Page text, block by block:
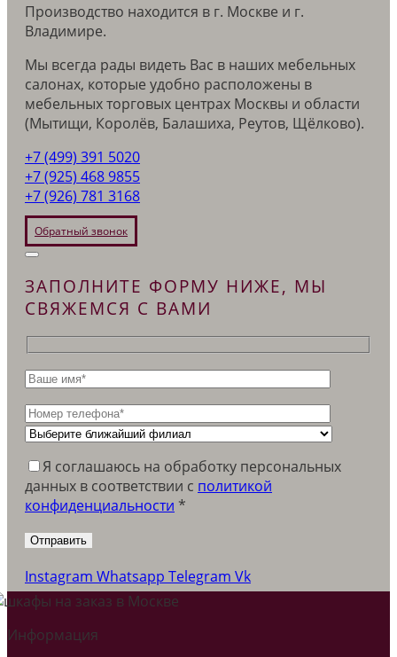
Производство находится в г. Москве и г.
Владимире.
Мы всегда рады видеть Вас в наших мебельных
салонах, которые удобно расположены в
мебельных торговых центрах Москвы и области
(Мытищи, Королёв, Балашиха, Реутов, Щёлково).
+7 (499) 391 5020
+7 (925) 468 9855
+7 (926) 781 3168
Обратный звонок
ЗАПОЛНИТЕ ФОРМУ НИЖЕ, МЫ
СВЯЖЕМСЯ С ВАМИ
Я соглашаюсь на обработку персональных
данных в соответствии c политикой
конфиденциальности *
Instagram Whatsapp Telegram Vk
Информация